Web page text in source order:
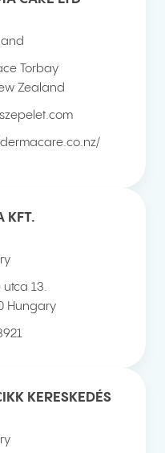
Torbay
Zealand
KFT.
13.
Hungary
KERESKEDÉS